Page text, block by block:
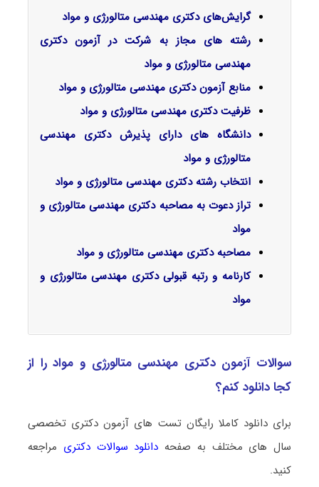
گرایش‌های دکتری مهندسی متالورژی و مواد
رشته های مجاز به شرکت در آزمون دکتری
مهندسی متالورژی و مواد
منابع آزمون دکتری مهندسی متالورژی و مواد
ظرفیت دکتری مهندسی متالورژی و مواد
دانشگاه های دارای پذیرش دکتری مهندسی
متالورژی و مواد
انتخاب رشته دکتری مهندسی متالورژی و مواد
تراز دعوت به مصاحبه دکتری مهندسی متالورژی و
مواد
مصاحبه دکتری مهندسی متالورژی و مواد
کارنامه و رتبه قبولی دکتری مهندسی متالورژی و
مواد
سوالات آزمون دکتری مهندسی متالورژی و مواد را از
کجا دانلود کنم؟
برای دانلود کاملا رایگان تست های آزمون دکتری تخصصی
سال های مختلف به صفحه دانلود سوالات دکتری مراجعه
کنید.